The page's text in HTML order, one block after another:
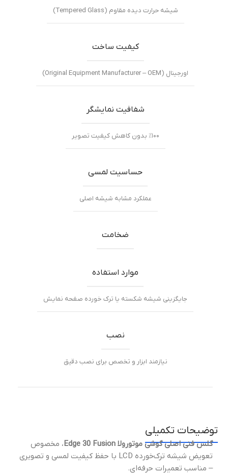
شیشه حرارت دیده مقاوم (Tempered Glass)
کیفیت ساخت
اورجینال (Original Equipment Manufacturer – OEM)
شفافیت نمایشگر
٪۱۰۰ بدون کاهش کیفیت تصویر
حساسیت لمسی
عملکرد مشابه شیشه اصلی
ضخامت
موارد استفاده
جایگزینی شیشه شکسته یا ترک خورده صفحه نمایش
نصب
نیازمند ابزار و تخصص برای نصب دقیق
توضیحات تکمیلی
گلس فنی اصلی گوشی موتورولا Edge 30 Fusion
، مخصوص
تعویض شیشه ترک‌خورده LCD با حفظ کیفیت لمسی و تصویری
– مناسب تعمیرات حرفه‌ای.